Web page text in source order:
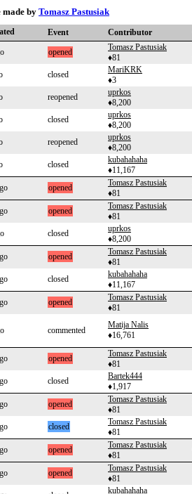
made by Tomasz Pastusiak
Event Contributor
opened
Tomasz Pastusiak
♦81
closed
MariKRK
♦3
reopened
uprkos
♦8,200
closed
uprkos
♦8,200
reopened
uprkos
♦8,200
closed
kubahahaha
♦11,167
opened
Tomasz Pastusiak
♦81
opened
Tomasz Pastusiak
♦81
closed
uprkos
♦8,200
opened
Tomasz Pastusiak
♦81
closed
kubahahaha
♦11,167
opened
Tomasz Pastusiak
♦81
commented
Matija Nalis
♦16,761
opened
Tomasz Pastusiak
♦81
closed
Bartek444
♦1,917
opened
Tomasz Pastusiak
♦81
closed
Tomasz Pastusiak
♦81
opened
Tomasz Pastusiak
♦81
opened
Tomasz Pastusiak
♦81
kubahahaha